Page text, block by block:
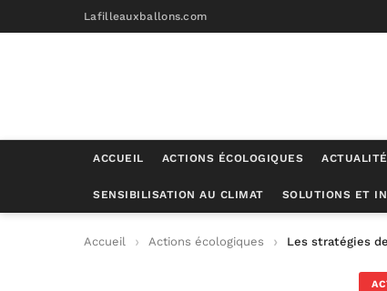
Lafilleauxballons.com
ACCUEIL ACTIONS ÉCOLOGIQUES
SENSIBILISATION AU CLIMAT SOLUTIONS ET
Accueil Actions écologiques Les stratégies